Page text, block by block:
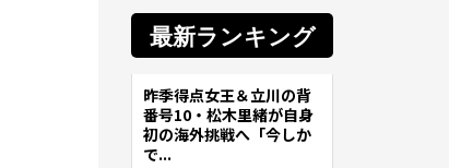
最新ランキング
サッカー
昨季得点女王＆立川の背
番号10・松木里緒が自身
初の海外挑戦へ「今しか
で...